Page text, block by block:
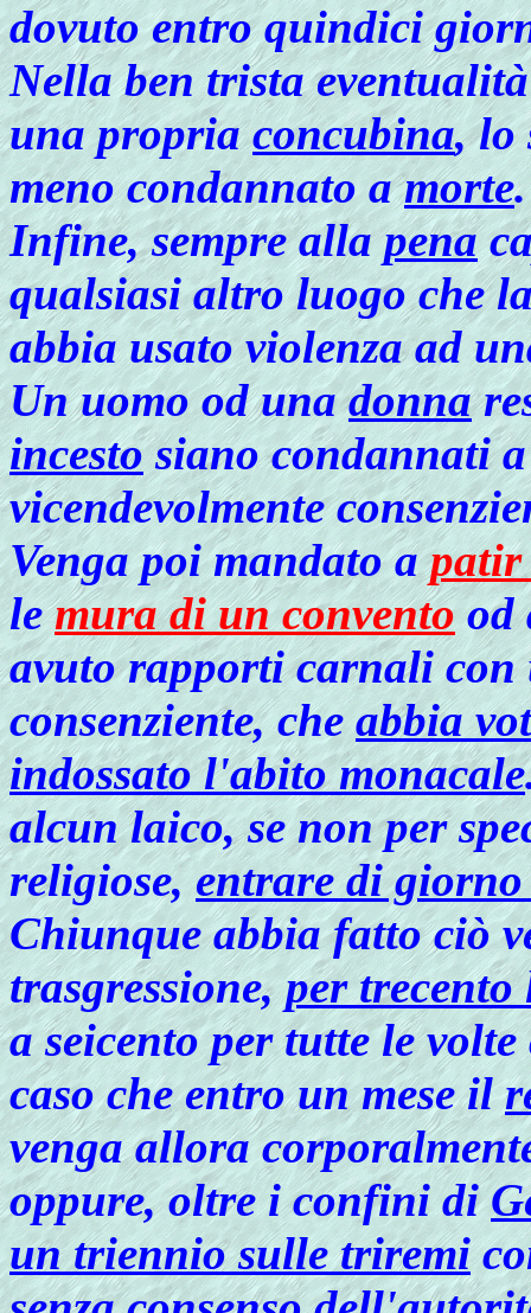
dovuto entro quindici
Nella ben trista
una propriaconcubina, lo
meno condannato amorte.
Infine, sempre allapena
qualsiasi altro luogo che
abbia usato violenza ad
Unuomo od unadonna
incestosiano condannati
vicendevolmente
Venga poi mandato apatir
lemura di un conventood
avuto rapporti carnali
consenziente, cheabbia
indossato l'abito monacale
alcun laico, se non per
religiose,entrare di
Chiunque abbia fatto ciò
trasgressione,per trecento
a seicento per tutte le
caso che entro un mese il
venga allora
oppure, oltre i confini di
un triennio sulle triremi